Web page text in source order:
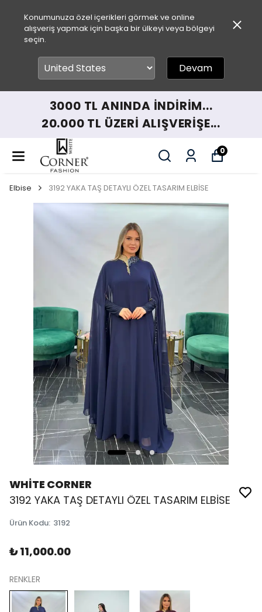
Konumunuza özel içerikleri görmek ve online
alışveriş yapmak için başka bir ülkeyi veya bölgeyi
seçin.
Devam
3000 TL ANINDA İNDİRİM...
20.000 TL ÜZERİ ALIŞVERİŞE...
0
Elbise 3192 YAKA TAŞ DETAYLI ÖZEL TASARIM ELBİSE
WHİTE CORNER
3192 YAKA TAŞ DETAYLI ÖZEL TASARIM ELBİSE
Ürün Kodu: 3192
₺ 11,000.00
RENKLER